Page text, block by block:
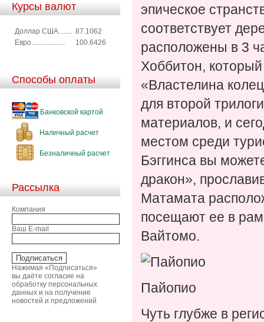
Курсы валют
Доллар США........ 87.1062
Евро...................
100.6426
Способы оплаты
Банковской картой
Наличный расчет
Безналичный расчет
Рассылка
Компания
Ваш E-mail
Нажимая «Подписаться»
вы даёте согласие на
обработку персональных
данных и на получение
новостей и предложений
эпическое
соответствует
расположены в 3
Хоббитон,
«Властелина
для второй
материалов, и
местом среди
Бэггинса вы
дракон»,
Матамата
посещают ее в
Вайтомо.
Пайопио
Чуть глубже в